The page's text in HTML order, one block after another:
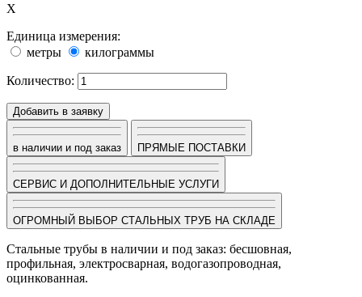
X
Единица измерения:
метры
килограммы
Количество:
Добавить в заявку
в наличии и под заказ ПРЯМЫЕ ПОСТАВКИ
СЕРВИС И ДОПОЛНИТЕЛЬНЫЕ УСЛУГИ
ОГРОМНЫЙ ВЫБОР СТАЛЬНЫХ ТРУБ НА СКЛАДЕ
Стальные трубы в наличии и под заказ: бесшовная,
профильная, электросварная, водогазопроводная,
оцинкованная.